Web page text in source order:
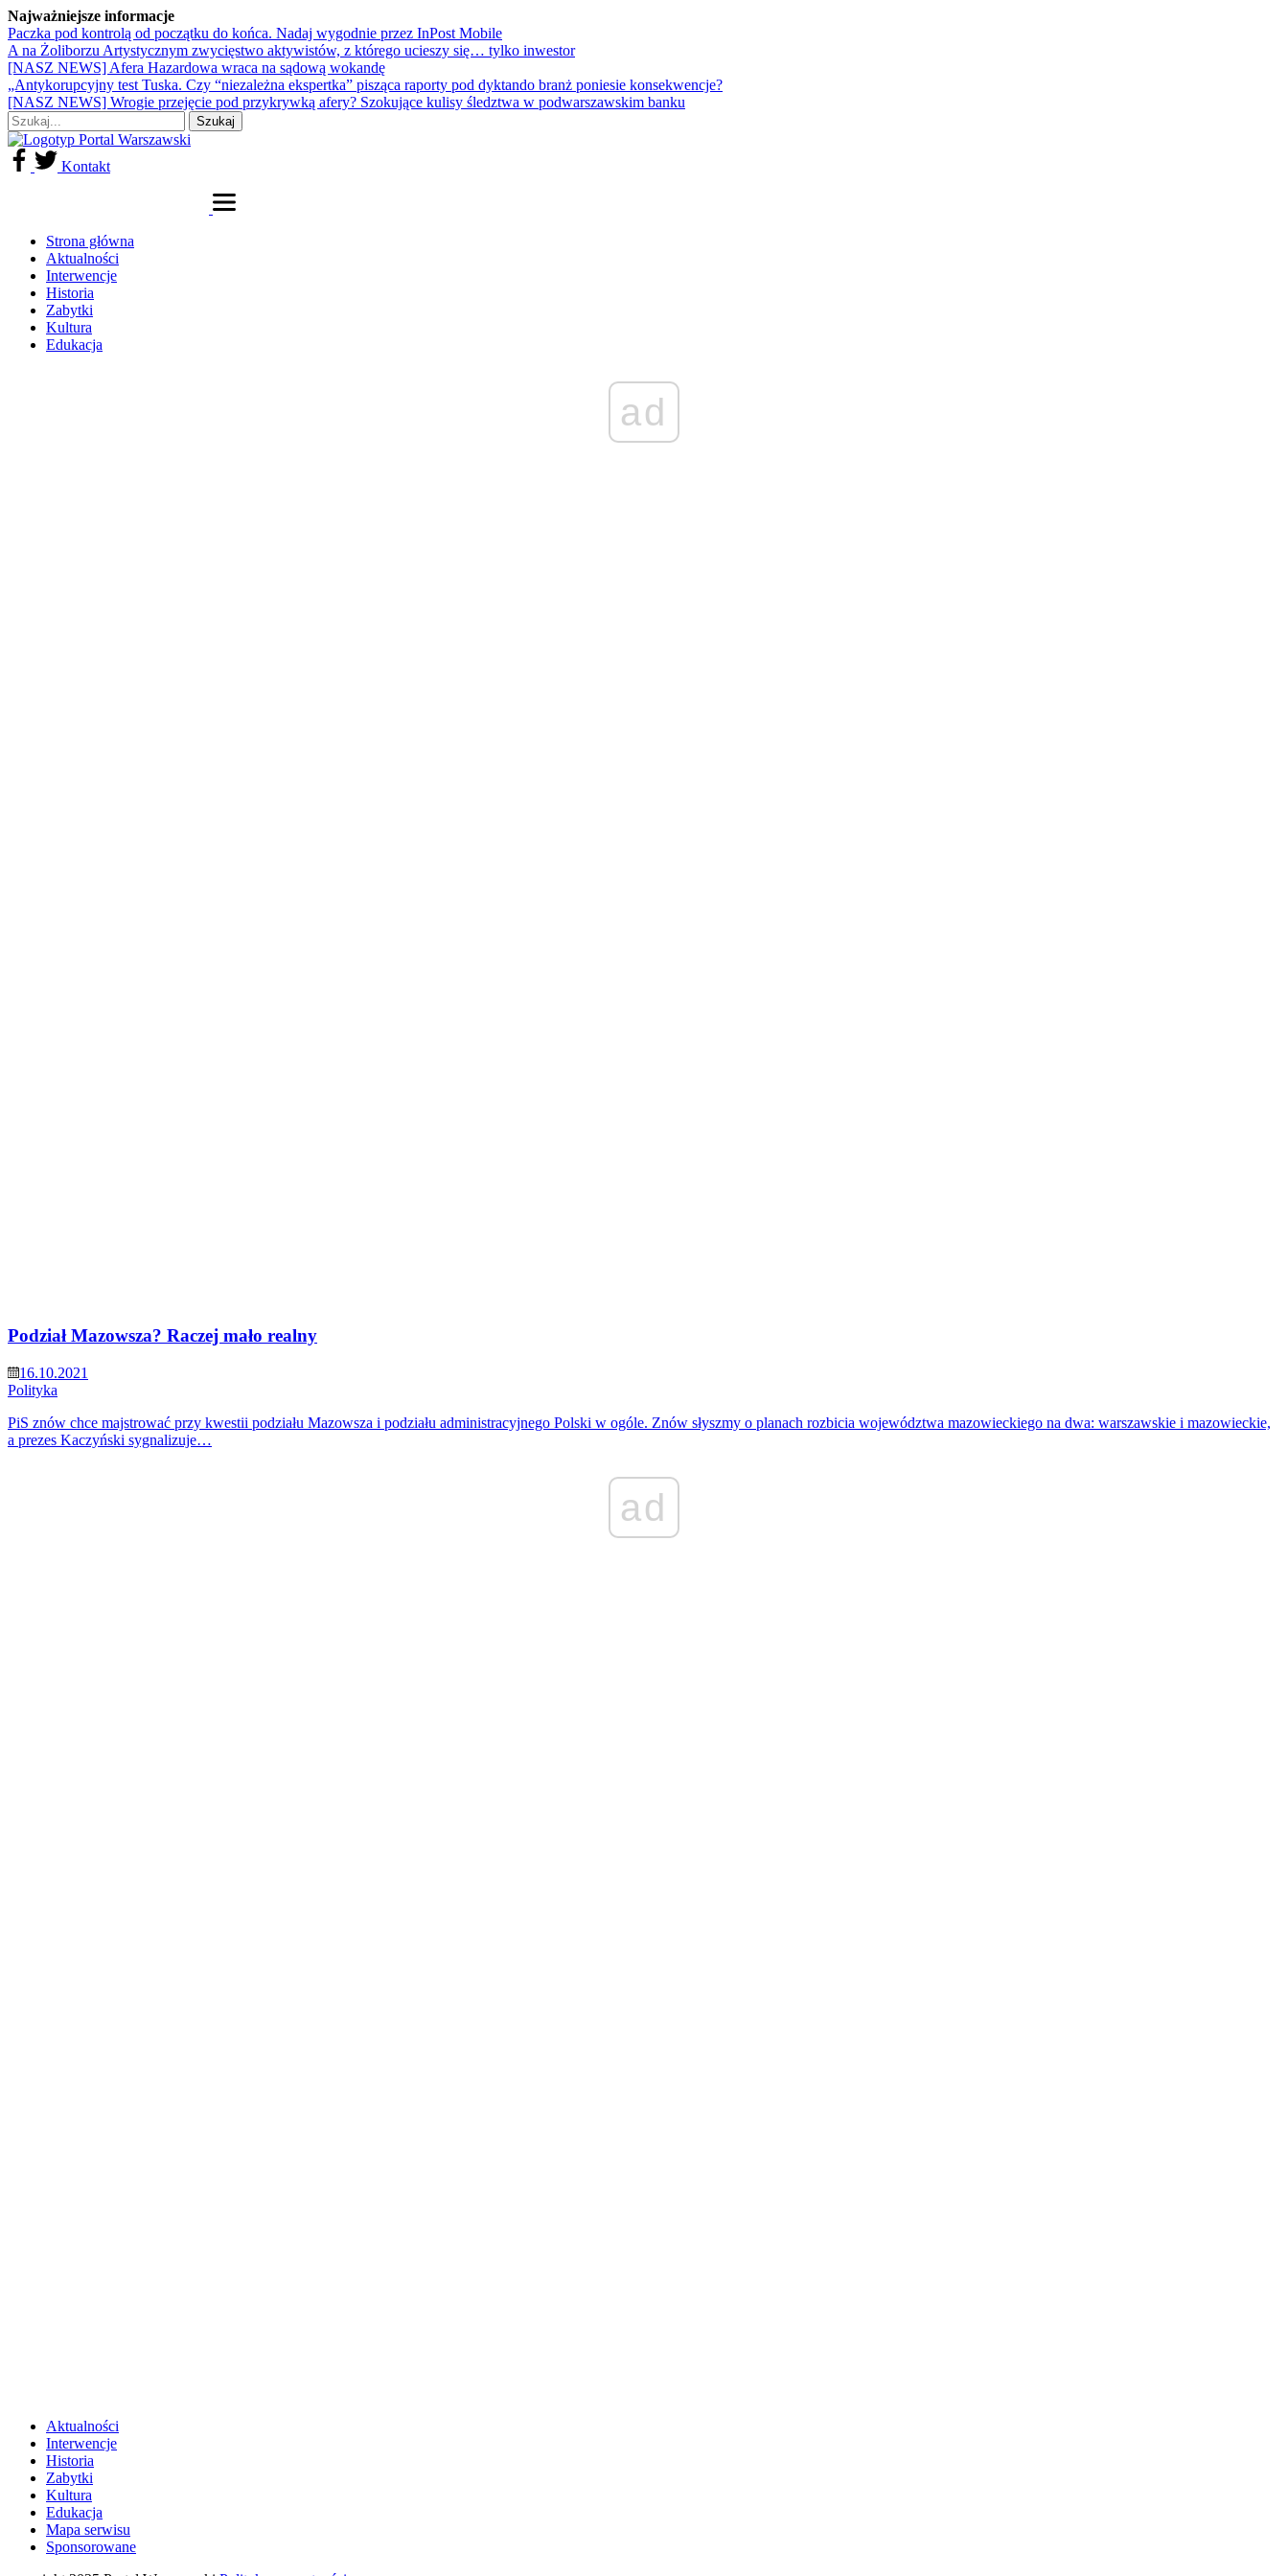
Najważniejsze informacje
Paczka pod kontrolą od początku do końca. Nadaj wygodnie przez InPost Mobile
A na Żoliborzu Artystycznym zwycięstwo aktywistów, z którego ucieszy się… tylko inwestor
[NASZ NEWS] Afera Hazardowa wraca na sądową wokandę
„Antykorupcyjny test Tuska. Czy “niezależna ekspertka” pisząca raporty pod dyktando branż poniesie konsekwencje?
[NASZ NEWS] Wrogie przejęcie pod przykrywką afery? Szokujące kulisy śledztwa w podwarszawskim banku
Kontakt
Strona główna
Aktualności
Interwencje
Historia
Zabytki
Kultura
Edukacja
ad
Podział Mazowsza? Raczej mało realny
16.10.2021
Polityka
PiS znów chce majstrować przy kwestii podziału Mazowsza i podziału administracyjnego Polski w ogóle. Znów słyszmy o planach rozbicia województwa mazowieckiego na dwa: warszawskie i mazowieckie,
a prezes Kaczyński sygnalizuje…
ad
Aktualności
Interwencje
Historia
Zabytki
Kultura
Edukacja
Mapa serwisu
Sponsorowane